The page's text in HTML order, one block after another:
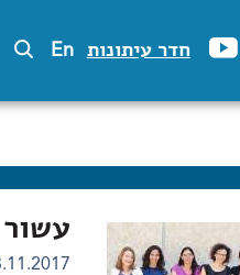
חדר עיתונות En